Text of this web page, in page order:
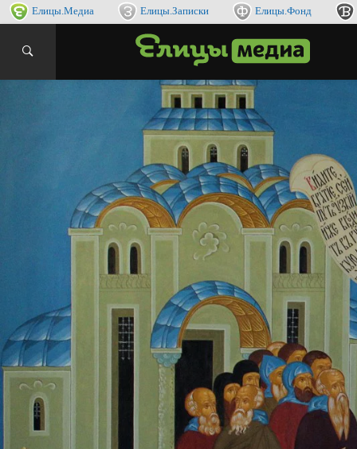
Елицы.Медиа Елицы.Записки Елицы.Фонд